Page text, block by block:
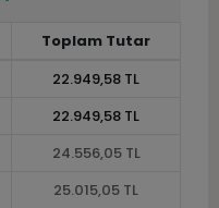
Toplam Tutar
22.949,58 TL
22.949,58 TL
24.556,05 TL
25.015,05 TL